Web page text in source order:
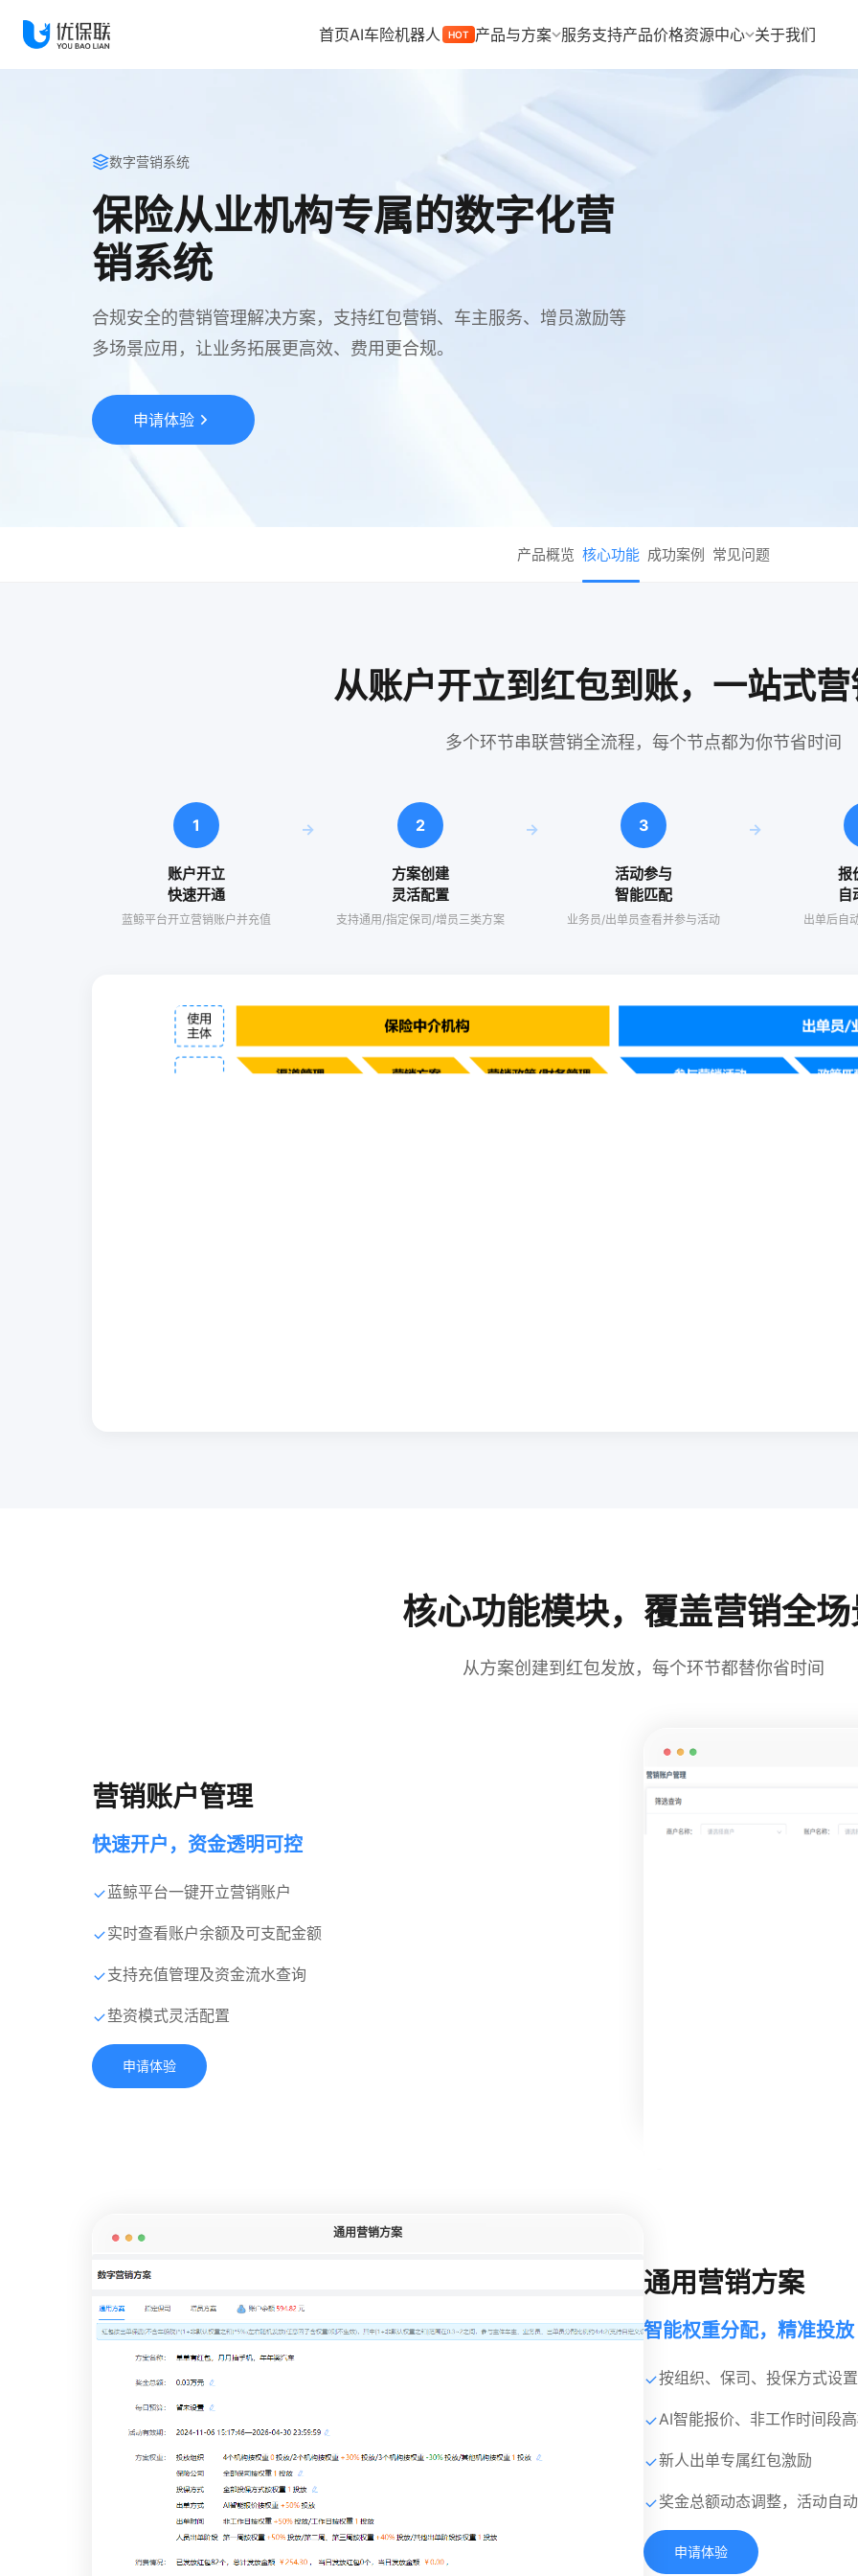
首页AI车险机器人 HOT 产品与方案 服务支持产品价格资源中心 关于我们
数字营销系统
保险从业机构专属的数字化营
销系统
合规安全的营销管理解决方案，支持红包营销、车主服务、增员激励等
多场景应用，让业务拓展更高效、费用更合规。
申请体验
产品概览 核心功能 成功案例 常见问题
从账户开立到红包到账，一站式
多个环节串联营销全流程，每个节点都为你节省时间
1
账户开立
快速开通
蓝鲸平台开立营销账户并充值
→ 2
方案创建
灵活配置
支持通用/指定保司/增员三类方案
→ 3
活动参与
智能匹配
业务员/出单员查看并参与活动
→
报
自
出单后自
核心功能模块，覆盖营销全
从方案创建到红包发放，每个环节都替你省时间
营销账户管理
快速开户，资金透明可控
蓝鲸平台一键开立营销账户
实时查看账户余额及可支配金额
支持充值管理及资金流水查询
垫资模式灵活配置
申请体验
通用营销方案
智能权重分配，精准投放
按组织、保司、投保方式设
AI智能报价、非工作时间段
新人出单专属红包激励
奖金总额动态调整，活动自
申请体验
通用营销方案